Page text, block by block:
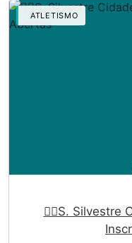
ATLETISMO
🏃‍♀️S. Silvestre